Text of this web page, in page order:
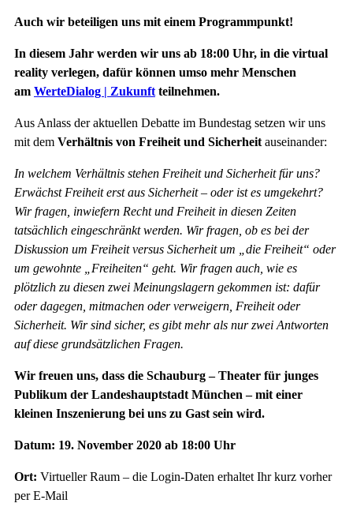
Auch wir beteiligen uns mit einem Programmpunkt!
In diesem Jahr werden wir uns ab 18:00 Uhr, in die virtual
reality verlegen, dafür können umso mehr Menschen
am WerteDialog | Zukunft teilnehmen.
Aus Anlass der aktuellen Debatte im Bundestag setzen wir uns
mit dem Verhältnis von Freiheit und Sicherheit auseinander:
In welchem Verhältnis stehen Freiheit und Sicherheit für uns?
Erwächst Freiheit erst aus Sicherheit – oder ist es umgekehrt?
Wir fragen, inwiefern Recht und Freiheit in diesen Zeiten
tatsächlich eingeschränkt werden. Wir fragen, ob es bei der
Diskussion um Freiheit versus Sicherheit um „die Freiheit“ oder
um gewohnte „Freiheiten“ geht. Wir fragen auch, wie es
plötzlich zu diesen zwei Meinungslagern gekommen ist: dafür
oder dagegen, mitmachen oder verweigern, Freiheit oder
Sicherheit. Wir sind sicher, es gibt mehr als nur zwei Antworten
auf diese grundsätzlichen Fragen.
Wir freuen uns, dass die Schauburg – Theater für junges
Publikum der Landeshauptstadt München – mit einer
kleinen Inszenierung bei uns zu Gast sein wird.
Datum: 19. November 2020 ab 18:00 Uhr
Ort: Virtueller Raum – die Login-Daten erhaltet Ihr kurz vorher
per E-Mail